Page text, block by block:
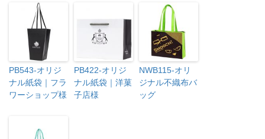
PB543-オリジ
ナル紙袋｜フラ
ワーショップ様
PB422-オリジ
ナル紙袋｜洋菓
子店様
NWB115-オリ
ジナル不織布バ
ッグ